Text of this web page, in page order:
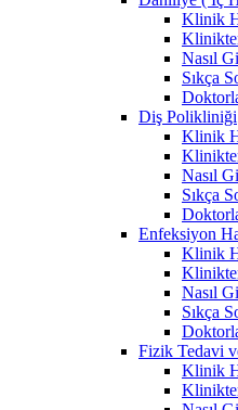
Klinik
Nasıl
Sıkça
Diş Polikliniği
Klinik
Nasıl
Sıkça
Enfeksiyon
Klinik
Nasıl
Sıkça
Fizik Tedavi
Klinik